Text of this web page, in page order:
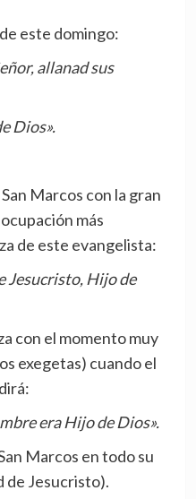
este domingo:
allanad sus
Dios».
Marcos con la gran
más
de este evangelista:
Jesucristo, Hijo de
con el momento muy
exegetas) cuando el
era Hijo de Dios».
Marcos en todo su
de Jesucristo).